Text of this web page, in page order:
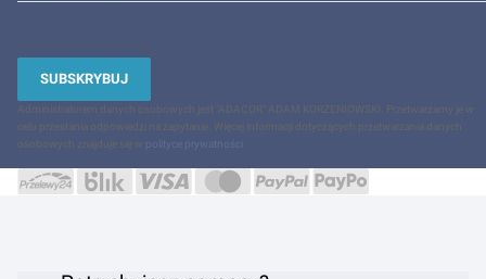
SUBSKRYBUJ
Administratorem danych osobowych jest "ADACOR" ADAM KORZENIOWSKI. Przetwarzamy je w
celu przesłania odpowiedzi na zapytanie. Więcej informacji dotyczących przetwarzania danych
osobowych znajduje się w